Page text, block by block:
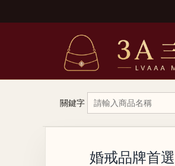
關鍵字
婚戒品牌首